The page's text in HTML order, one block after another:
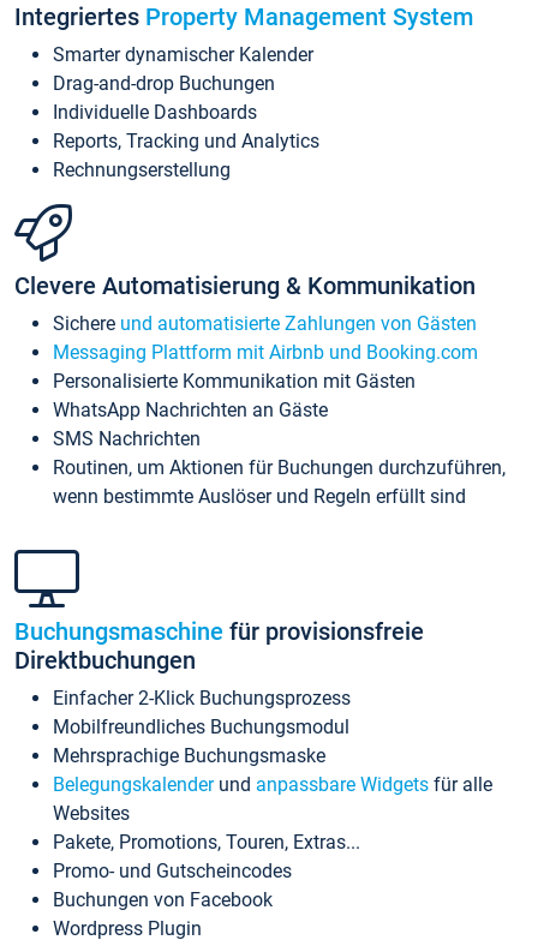
Integriertes Property Management System
Smarter dynamischer Kalender
Drag-and-drop Buchungen
Individuelle Dashboards
Reports, Tracking und Analytics
Rechnungserstellung
Clevere Automatisierung & Kommunikation
Sichere und automatisierte Zahlungen von Gästen
Messaging Plattform mit Airbnb und Booking.com
Personalisierte Kommunikation mit Gästen
WhatsApp Nachrichten an Gäste
SMS Nachrichten
Routinen, um Aktionen für Buchungen durchzuführen,
wenn bestimmte Auslöser und Regeln erfüllt sind
Buchungsmaschine für provisionsfreie
Direktbuchungen
Einfacher 2-Klick Buchungsprozess
Mobilfreundliches Buchungsmodul
Mehrsprachige Buchungsmaske
Belegungskalenderund anpassbare Widgets für alle
Websites
Pakete, Promotions, Touren, Extras...
Promo- und Gutscheincodes
Buchungen von Facebook
Wordpress Plugin